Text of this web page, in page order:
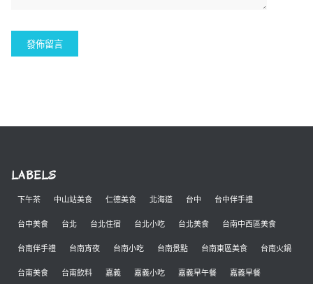
LABELS
下午茶 中山站美食 仁德美食 北海道 台中 台中伴手禮
台中美食 台北 台北住宿 台北小吃 台北美食 台南中西區美食
台南伴手禮 台南宵夜 台南小吃 台南景點 台南東區美食 台南火鍋
台南美食 台南飲料 嘉義 嘉義小吃 嘉義早午餐 嘉義早餐